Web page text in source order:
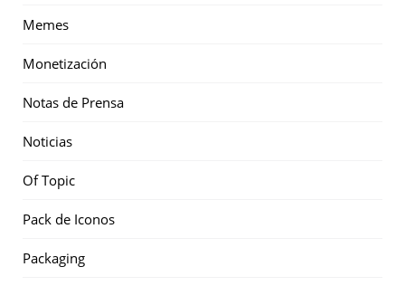
Memes
Monetización
Notas de Prensa
Noticias
Of Topic
Pack de Iconos
Packaging